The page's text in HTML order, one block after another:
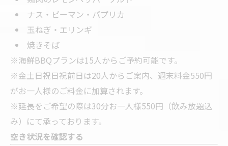
ナス・ピーマン・パプリカ
玉ねぎ・エリンギ
焼きそば
※海鮮BBQプランは15人からご予約可能です。
※金土日祝日祝前日は20人からご案内、週末料金550円
がお一人様のご料金に加算されます。
※延長をご希望の際は30分お一人様550円（飲み放題込
み）にて承っております。
空き状況を確認する